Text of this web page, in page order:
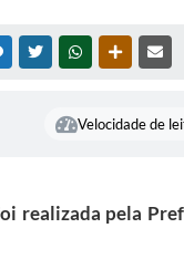
MESSENGER
TWITTERWHATSAPPOUTRAS
Velocidade de
realizada pela